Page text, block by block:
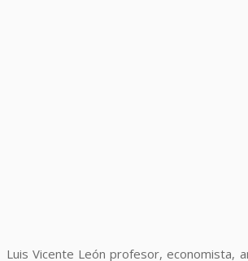
Luis Vicente León profesor, economista,